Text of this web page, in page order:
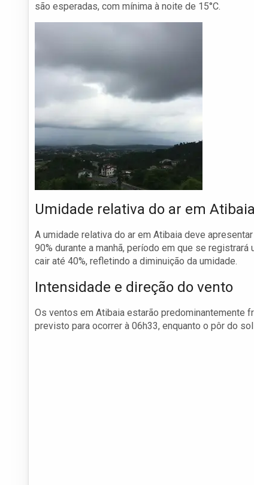
são esperadas, com mínima à noite de 15°C.
Umidade relativa do ar em Atibaia
A umidade relativa do ar em Atibaia deve
90% durante a manhã, período em que se
cair até 40%, refletindo a diminuição da umidade.
Intensidade e direção do vento
Os ventos em Atibaia estarão predominantemente
previsto para ocorrer à 06h33, enquanto o pôr do